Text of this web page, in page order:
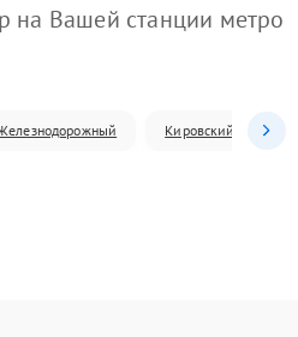
на Вашей станции метро
Кировский